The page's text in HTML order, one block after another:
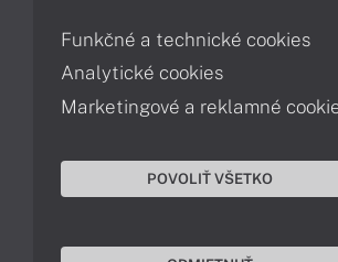
Možnosti
Podpora a servis
Servisné služby
Kontakty
043 4224 771
Obchodné
Funkčné a technické cookies
Analytické cookies
Marketingové a reklamné
POVOLIŤ VŠETKO